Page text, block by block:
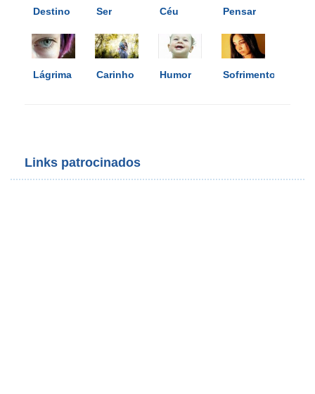
Destino Ser Céu Pensar
Lágrima Carinho Humor Sofrimento
Links patrocinados